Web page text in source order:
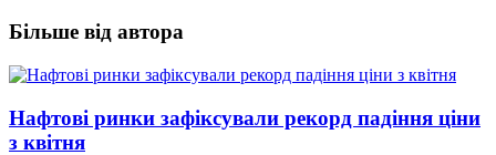
Більше від автора
Нафтові ринки зафіксували рекорд падіння ціни
з квітня